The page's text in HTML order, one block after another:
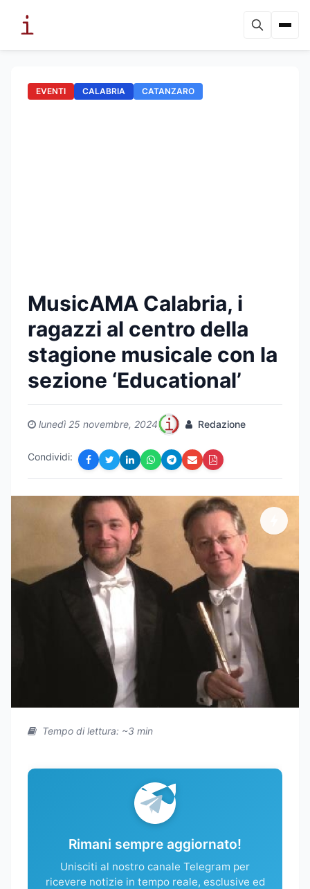
EVENTI CALABRIA CATANZARO
MusicAMA Calabria, i
ragazzi al centro della
stagione musicale con la
sezione ‘Educational’
lunedì 25 novembre, 2024 Redazione
Condividi:
Tempo di lettura: ~3 min
Rimani sempre aggiornato!
Unisciti al nostro canale Telegram per
ricevere notizie in tempo reale, esclusive ed